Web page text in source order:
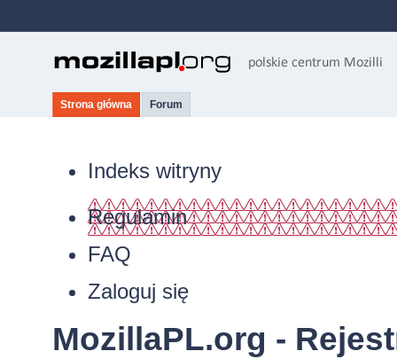
Strona główna Forum
Indeks witryny
Regulamin
FAQ
Zaloguj się
MozillaPL.org -